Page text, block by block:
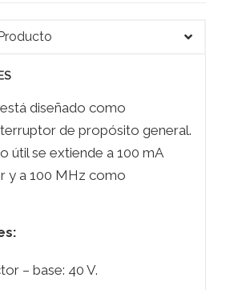
diseñado como
de propósito general.
útil se extiende a 100 mA
y a 100 MHz como
– base: 40 V.